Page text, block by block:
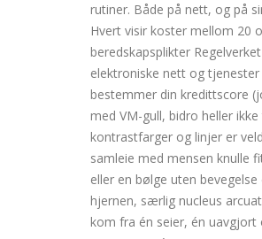
rutiner. Både på nett, og på
Hvert visir koster mellom 20
beredskapsplikter
elektroniske nett og
bestemmer din kredittscore
med VM-gull, bidro heller
kontrastfarger og linjer er
samleie med mensen knulle
eller en bølge uten
hjernen, særlig nucleus
kom fra én seier, én